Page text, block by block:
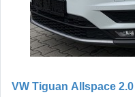
VW Tiguan Allspace